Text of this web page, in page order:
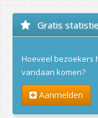
Gratis
Hoeveel bezoekers
vandaan komen?
Aanmelden